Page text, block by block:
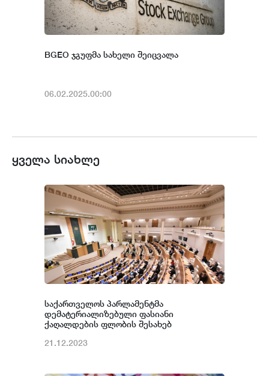
BGEO ჯგუფმა სახელი შეიცვალა
06.02.2025.00:00
ყველა სიახლე
საქართველოს პარლამენტმა
დემატერიალიზებული ფასიანი
ქაღალდების ფლობის შესახებ
21.12.2023